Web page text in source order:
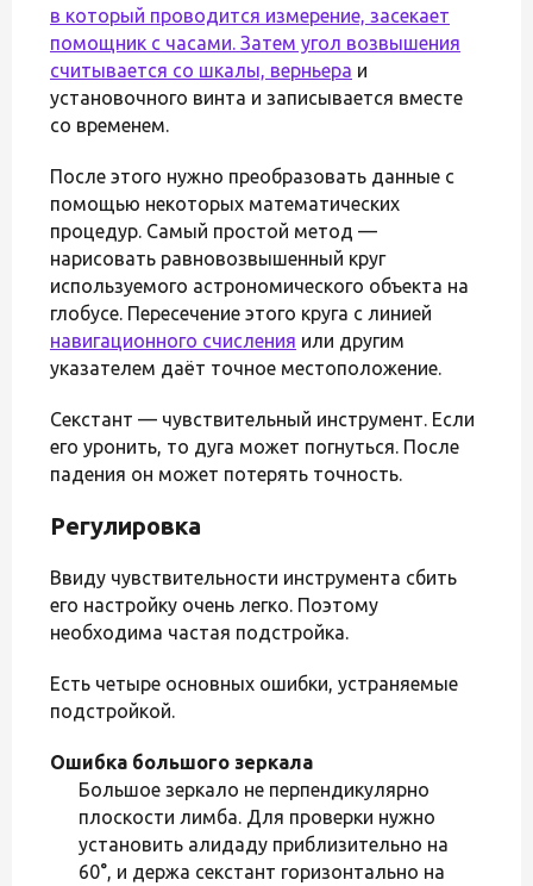
в который проводится измерение, засекает
помощник с часами. Затем угол возвышения
считывается со шкалы, верньера и
установочного винта и записывается вместе
со временем.
После этого нужно преобразовать данные с
помощью некоторых математических
процедур. Самый простой метод —
нарисовать равновозвышенный круг
используемого астрономического объекта на
глобусе. Пересечение этого круга с линией
навигационного счисления или другим
указателем даёт точное местоположение.
Секстант — чувствительный инструмент. Если
его уронить, то дуга может погнуться. После
падения он может потерять точность.
Регулировка
Ввиду чувствительности инструмента сбить
его настройку очень легко. Поэтому
необходима частая подстройка.
Есть четыре основных ошибки, устраняемые
подстройкой.
Ошибка большого зеркала
Большое зеркало не перпендикулярно
плоскости лимба. Для проверки нужно
установить алидаду приблизительно на
60°, и держа секстант горизонтально на